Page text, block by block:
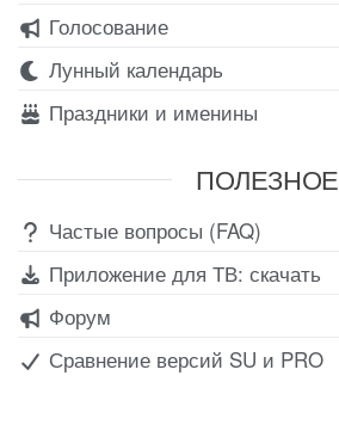
Голосование
Лунный календарь
Праздники и именины
ПОЛЕЗНОЕ
Частые вопросы (FAQ)
Приложение для ТВ: скачать
Форум
Сравнение версий SU и PRO